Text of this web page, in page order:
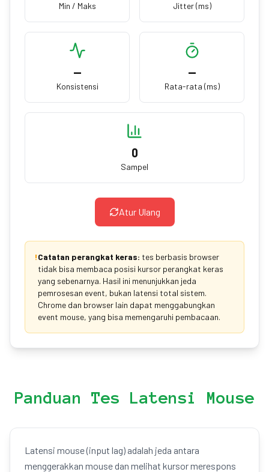
Min / Maks Jitter (ms)
—
Konsistensi
—
Rata-rata (ms)
0
Sampel
Atur Ulang
!Catatan perangkat keras: tes berbasis browser
tidak bisa membaca posisi kursor perangkat keras
yang sebenarnya. Hasil ini menunjukkan jeda
pemrosesan event, bukan latensi total sistem.
Chrome dan browser lain dapat menggabungkan
event mouse, yang bisa memengaruhi pembacaan.
Panduan Tes Latensi Mouse
Latensi mouse (input lag) adalah jeda antara
menggerakkan mouse dan melihat kursor merespons